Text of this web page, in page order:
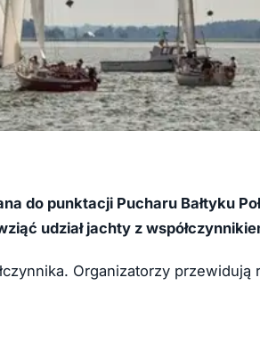
do punktacji Pucharu Bałtyku
udział jachty z
Organizatorzy przewidują